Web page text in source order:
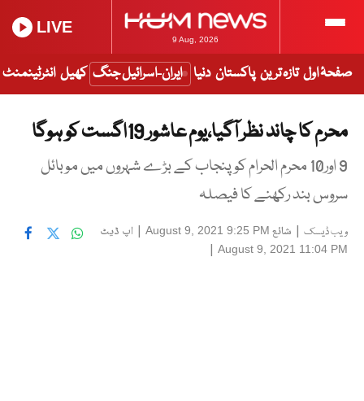
9 Aug, 2026
LIVE
صفحۂ اول تازہ ترین پاکستان دنیا ایران-اسرائیل جنگ کھیل انٹرٹینمنٹ
محرم کا چاند نظر آگیا،یوم عاشور 19اگست کو ہوگا
9 اور10 محرم الحرام کو پنجاب کے بڑے شہروں میں موبائل
سروس بند رکھنے کا فیصلہ
ویب ڈیسک | شائع August 9, 2021 9:25 PM
| اپ ڈیٹ
August 9, 2021 11:04 PM
|